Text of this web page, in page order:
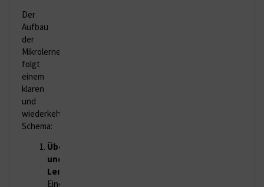
Der
Aufbau
der
Mikrolerneinheiten
folgt
einem
klaren
und
wiederkehrenden
Schema:
Übersicht
und
Lernziele
Eine